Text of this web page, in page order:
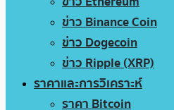
ข่าว Binance Coin
ข่าว Dogecoin
ข่าว Ripple (XRP)
ราคาและการวิเคราะห์
ราคา Bitcoin